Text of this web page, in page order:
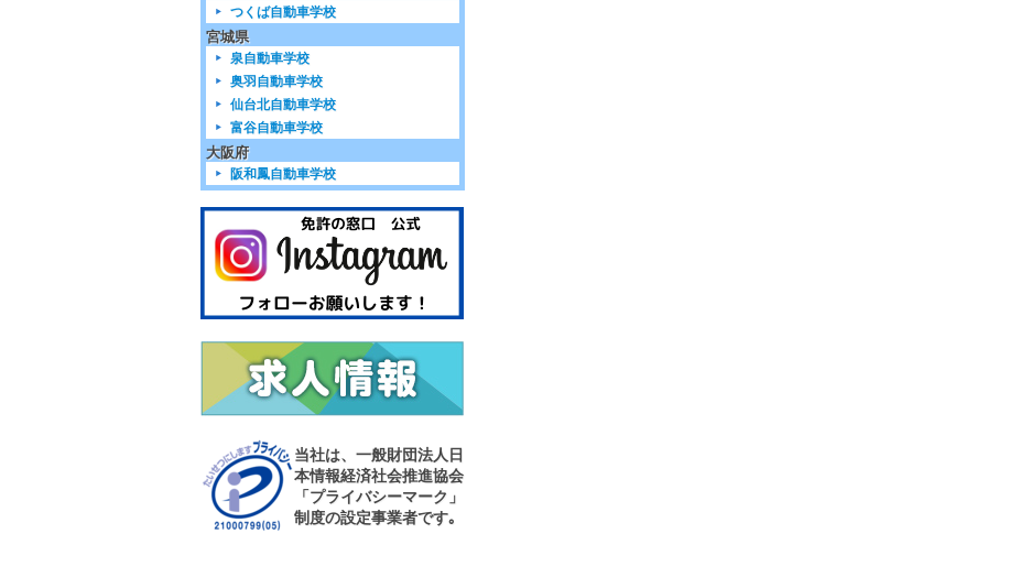
つくば自動車学校
宮城県
泉自動車学校
奥羽自動車学校
仙台北自動車学校
富谷自動車学校
大阪府
阪和鳳自動車学校
当社は、一般財団法人日
本情報経済社会推進協会
「プライバシーマーク」
制度の設定事業者です｡